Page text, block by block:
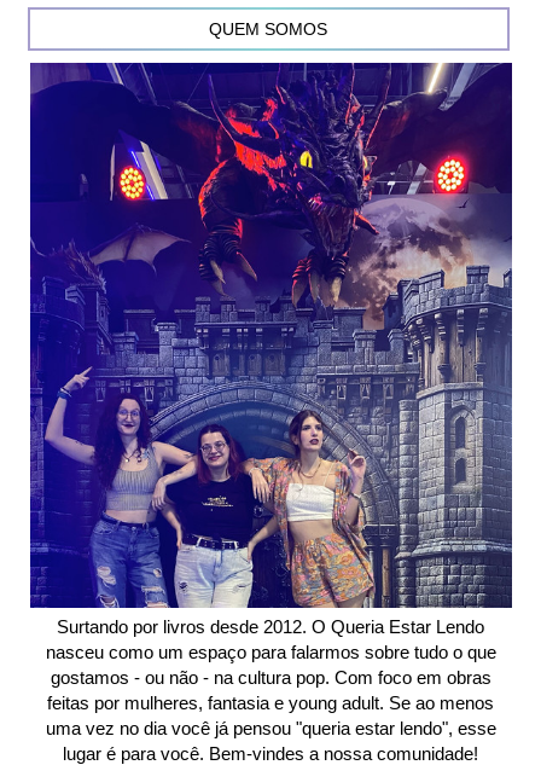
QUEM SOMOS
Surtando por livros desde 2012. O Queria Estar Lendo
nasceu como um espaço para falarmos sobre tudo o que
gostamos - ou não - na cultura pop. Com foco em obras
feitas por mulheres, fantasia e young adult. Se ao menos
uma vez no dia você já pensou "queria estar lendo", esse
lugar é para você. Bem-vindes a nossa comunidade!